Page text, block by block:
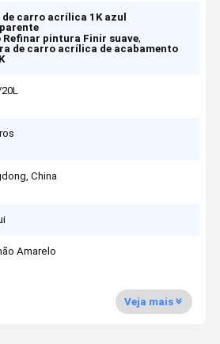
carro acrílica 1K azul
Refinar pintura Finir suave,
de carro acrílica de acabamento
China
Amarelo
Veja mais